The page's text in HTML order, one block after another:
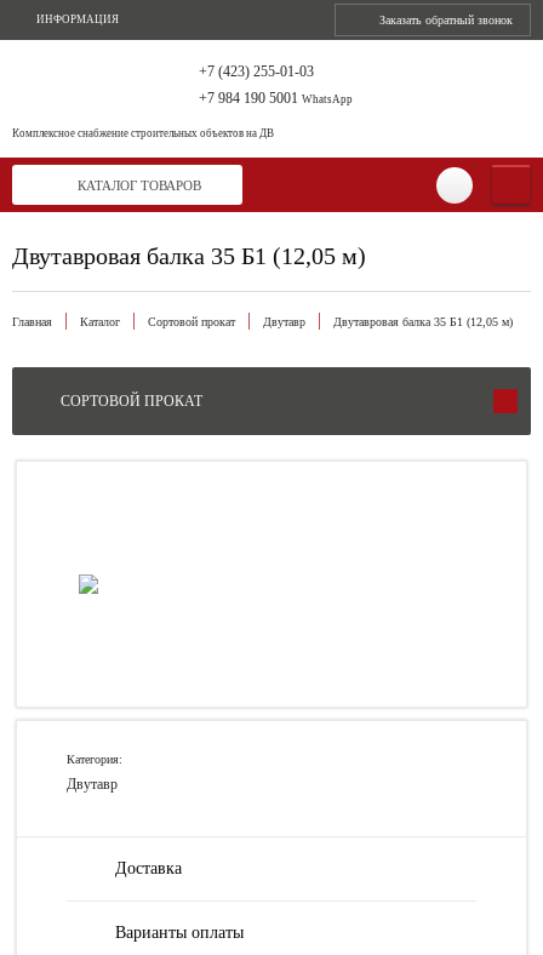
ИНФОРМАЦИЯ Заказать обратный звонок
Комплексное снабжение строительных объектов на ДВ
+7 (423) 255-01-03
+7 984 190 5001 WhatsApp
КАТАЛОГ ТОВАРОВ
Двутавровая балка 35 Б1 (12,05 м)
Главная Каталог Сортовой прокат Двутавр Двутавровая балка 35 Б1 (12,05 м)
СОРТОВОЙ ПРОКАТ
Категория:
Двутавр
Доставка
Варианты оплаты